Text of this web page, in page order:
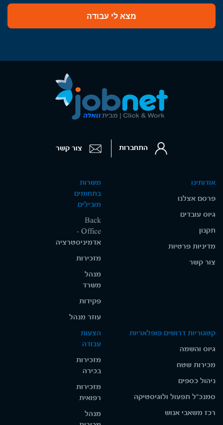
מצא לי עבודה
אודותינו
פרסם אצלנו
גיוס עובדים
תקנון
מדיניות פרטיות
צור קשר
משרות
בתחומים
מובילים
Back
Office -
אדמיניסטרציה
מזכירות
מנהל
משרד
פקידות
עוזר מנהל
קטגוריות דרושים פופלאריות
גיוס והשמה
מכירות שטח
ניהול כספים
סמנכ"ל תפעול ולוגיסטיקה
רכז משאבי אנוש
הצעות
עבודה
מזכירות
בכירה
מזכירות
רפואית
מנהל